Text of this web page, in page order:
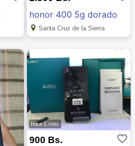
honor 400 5g dorado
Santa Cruz de la Sierra
hace 1 mes
900 Bs. favorite_border